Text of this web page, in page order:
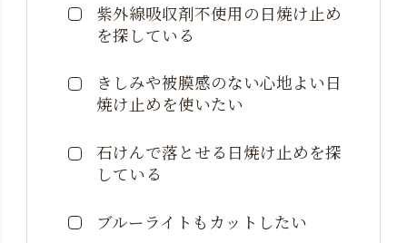
紫外線吸収剤不使用の日焼け止め
を探している
きしみや被膜感のない心地よい日
焼け止めを使いたい
石けんで落とせる日焼け止めを探
している
ブルーライトもカットしたい